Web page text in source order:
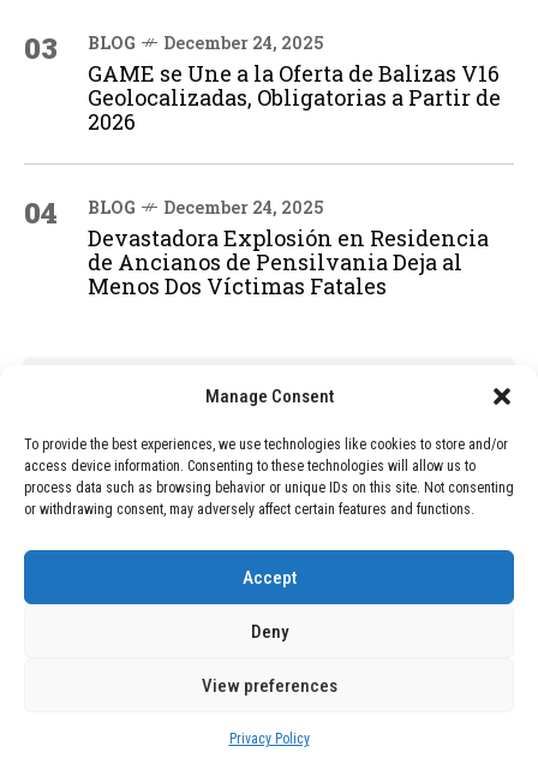
Manage Consent
To provide the best experiences, we use technologies like cookies to store and/or
access device information. Consenting to these technologies will allow us to
process data such as browsing behavior or unique IDs on this site. Not consenting
or withdrawing consent, may adversely affect certain features and functions.
Accept
Deny
View preferences
Privacy Policy
03 BLOG December 24, 2025
GAME se Une a la Oferta de Balizas V16
Geolocalizadas, Obligatorias a Partir de
2026
04 BLOG December 24, 2025
Devastadora Explosión en Residencia
de Ancianos de Pensilvania Deja al
Menos Dos Víctimas Fatales